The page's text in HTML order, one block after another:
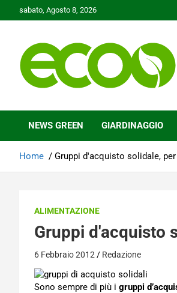
to
sabato, Agosto 8, 2026
Ecoo.it
NEWS GREEN GIARDINAGGIO
Home Gruppi d'acquisto solidale,
ALIMENTAZIONE
Gruppi d'acquisto
6 Febbraio 2012 Redazione
Sono sempre di più i gruppi